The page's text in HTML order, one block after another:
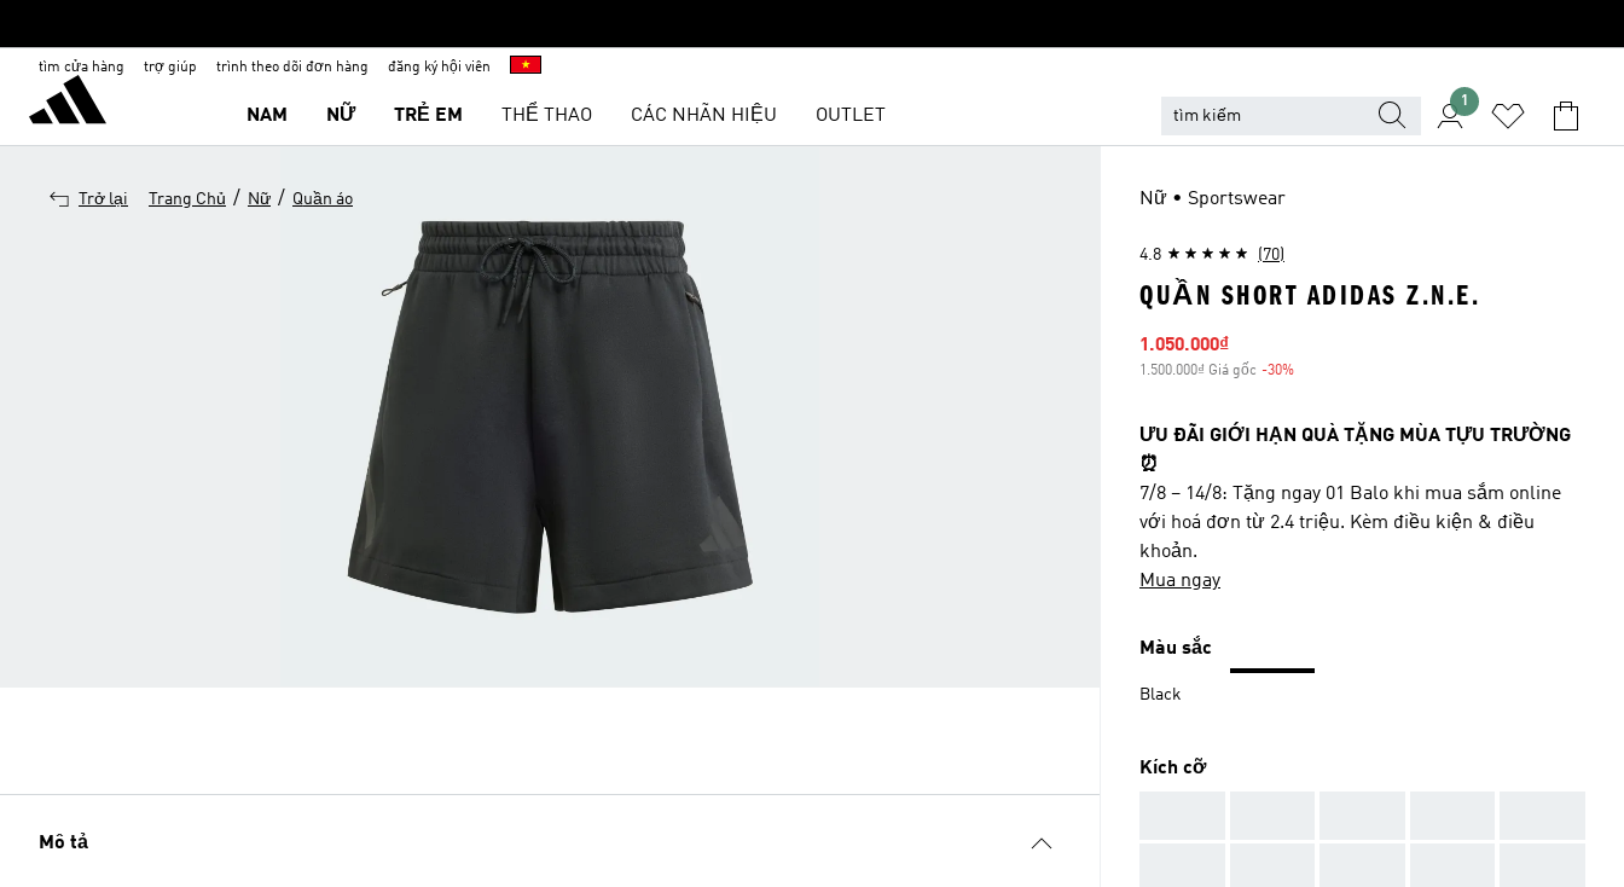
tìm cửa hàng trợ giúp trình theo dõi đơn hàng đăng ký hội viên
NAM NỮ TRẺ EM THỂ THAO CÁC NHÃN HIỆU OUTLET
1
Trở lại Trang Chủ / Nữ / Quần áo
Mô tả
Nữ • Sportswear
4.8 (70)
QUẦN SHORT ADIDAS Z.N.E.
Giá bán
1.050.000₫
1.500.000₫ Giá gốc -30%
ƯU ĐÃI GIỚI HẠN QUÀ TẶNG MÙA TỰU TRƯỜNG
⏰
7/8 – 14/8: Tặng ngay 01 Balo khi mua sắm online
với hoá đơn từ 2.4 triệu. Kèm điều kiện & điều
khoản.
Mua ngay
Màu sắc
Black
Kích cỡ